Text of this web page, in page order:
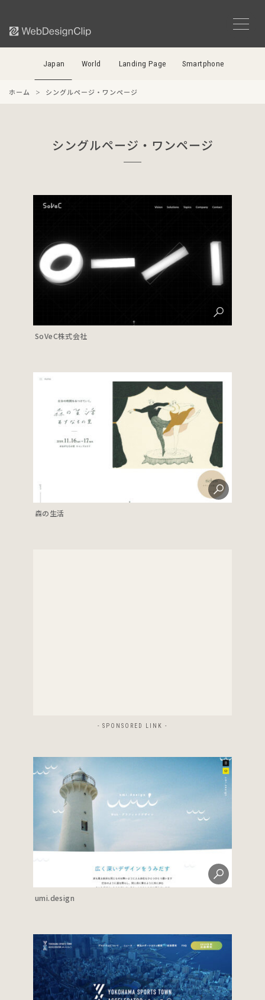
Japan World Landing Page Smartphone
ホーム シングルページ・ワンページ
シングルページ・ワンページ
SoVeC株式会社
森の生活
- SPONSORED LINK -
umi.design